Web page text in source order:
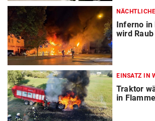
Inferno in
wird
EINSATZ IN
Traktor
in